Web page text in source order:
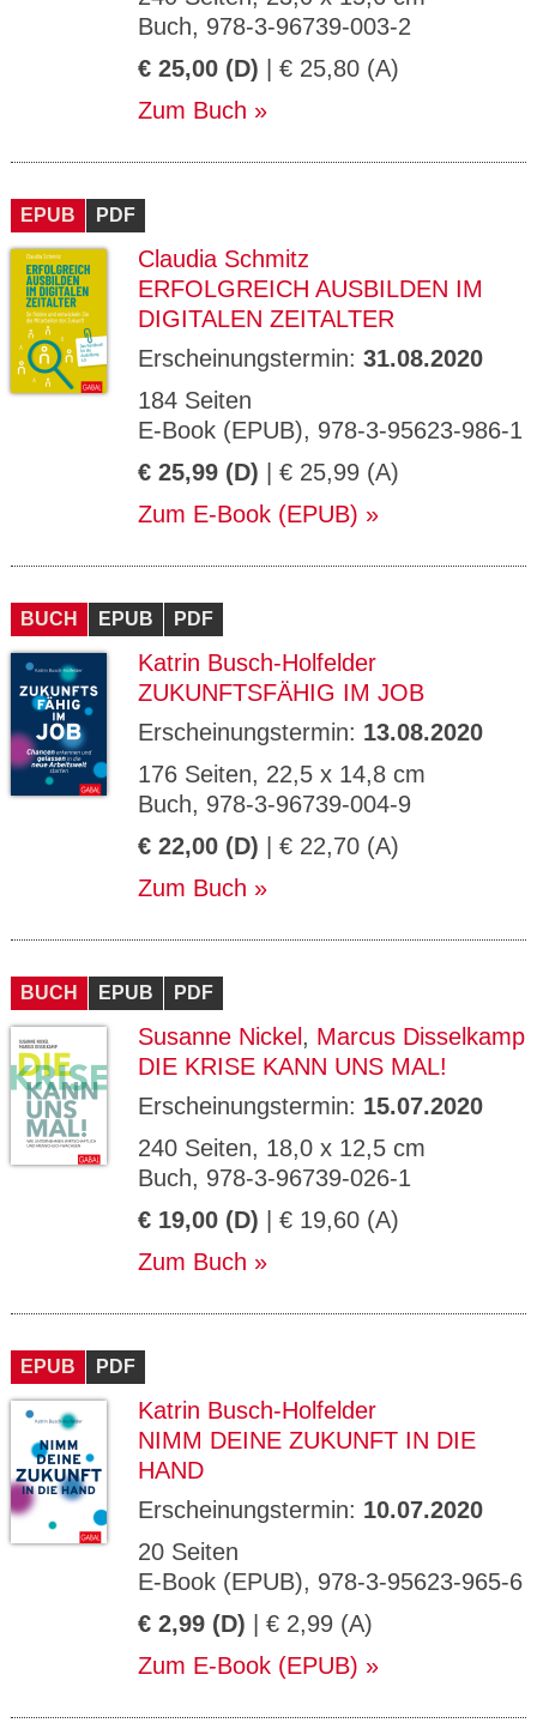
Buch, 978-3-96739-003-2
€ 25,00 (D) | € 25,80 (A)
Zum Buch
EPUB PDF
Claudia Schmitz
ERFOLGREICH AUSBILDEN IM
DIGITALEN ZEITALTER
Erscheinungstermin: 31.08.2020
184 Seiten
E-Book (EPUB), 978-3-95623-986-1
€ 25,99 (D) | € 25,99 (A)
Zum E-Book (EPUB)
BUCH EPUB PDF
Katrin Busch-Holfelder
ZUKUNFTSFÄHIG IM JOB
Erscheinungstermin: 13.08.2020
176 Seiten, 22,5 x 14,8 cm
Buch, 978-3-96739-004-9
€ 22,00 (D) | € 22,70 (A)
Zum Buch
BUCH EPUB PDF
Susanne Nickel , Marcus Disselkamp
DIE KRISE KANN UNS MAL!
Erscheinungstermin: 15.07.2020
240 Seiten, 18,0 x 12,5 cm
Buch, 978-3-96739-026-1
€ 19,00 (D) | € 19,60 (A)
Zum Buch
EPUB PDF
Katrin Busch-Holfelder
NIMM DEINE ZUKUNFT IN DIE
HAND
Erscheinungstermin: 10.07.2020
20 Seiten
E-Book (EPUB), 978-3-95623-965-6
€ 2,99 (D) | € 2,99 (A)
Zum E-Book (EPUB)